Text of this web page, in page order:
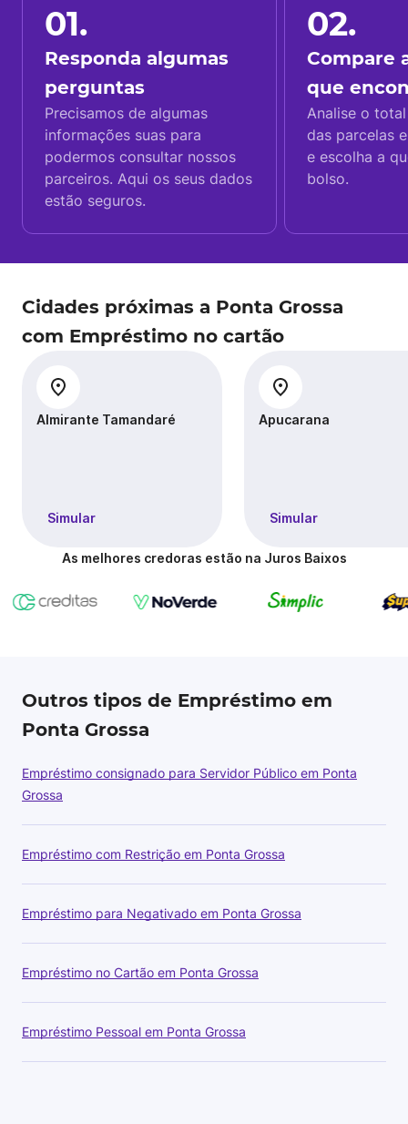
01.
Responda algumas
perguntas
Precisamos de algumas
informações suas para
podermos consultar nossos
parceiros. Aqui os seus dados
estão seguros.
02.
Compare
que
Analise o
das parcelas
e escolha a
bolso.
Cidades próximas a Ponta Grossa
com Empréstimo no cartão
Almirante Tamandaré
Simular
Apucarana
Simular
As melhores credoras estão na Juros Baixos
Outros tipos de Empréstimo em
Ponta Grossa
Empréstimo consignado para Servidor Público em Ponta
Grossa
Empréstimo com Restrição em Ponta Grossa
Empréstimo para Negativado em Ponta Grossa
Empréstimo no Cartão em Ponta Grossa
Empréstimo Pessoal em Ponta Grossa